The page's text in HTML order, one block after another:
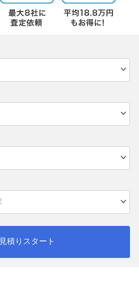
見積りスタート